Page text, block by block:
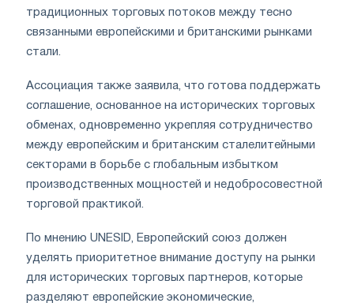
традиционных торговых потоков между тесно
связанными европейскими и британскими рынками
стали.
Ассоциация также заявила, что готова поддержать
соглашение, основанное на исторических торговых
обменах, одновременно укрепляя сотрудничество
между европейским и британским сталелитейными
секторами в борьбе с глобальным избытком
производственных мощностей и недобросовестной
торговой практикой.
По мнению UNESID, Европейский союз должен
уделять приоритетное внимание доступу на рынки
для исторических торговых партнеров, которые
разделяют европейские экономические,